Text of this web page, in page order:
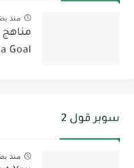
منذ
مناهج
Goal
سوبر قول 2
منذ